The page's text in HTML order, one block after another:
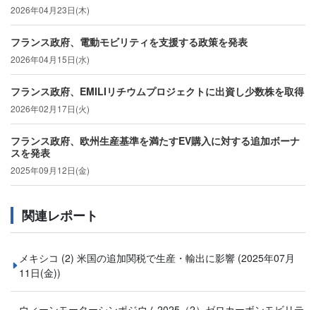
2026年04月23日(木)
フランス政府、電動モビリティを支援する政策を発表
2026年04月15日(水)
フランス政府、EMILIリチウムプロジェクトに出資し少数株を取得
2026年02月17日(火)
フランス政府、欧州生産基準を満たすEV購入に対する追加ボーナ
スを発表
2025年09月12日(金)
関連レポート
メキシコ (2) 米国の追加関税で生産・輸出に影響 (2025年07月
11日(金))